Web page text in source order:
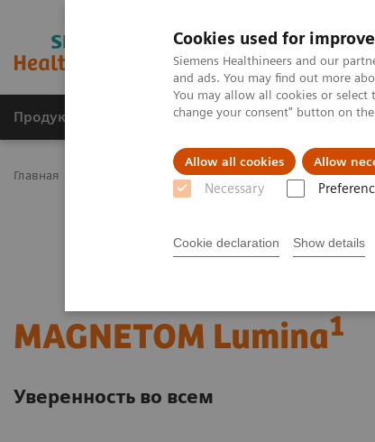
Cookies used for
Siemens Healthineers and our
and ads. You may find out more
You may allow all cookies or
change your consent" button on the
Allow all cookies Allow
Necessary
Cookie declaration Show details
Продукты и решения Клинические
Главная Медицинская визуализация Магнитно-
MAGNETOM Lumina1
Уверенность во всем